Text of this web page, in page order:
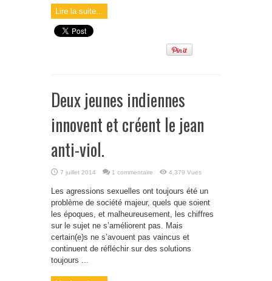
Lire la suite...
Deux jeunes indiennes
innovent et créent le jean
anti-viol.
7 juillet 2014 1 commentaire 4,379 Vues
Les agressions sexuelles ont toujours été un
problème de société majeur, quels que soient
les époques, et malheureusement, les chiffres
sur le sujet ne s’améliorent pas. Mais
certain(e)s ne s’avouent pas vaincus et
continuent de réfléchir sur des solutions
toujours ...